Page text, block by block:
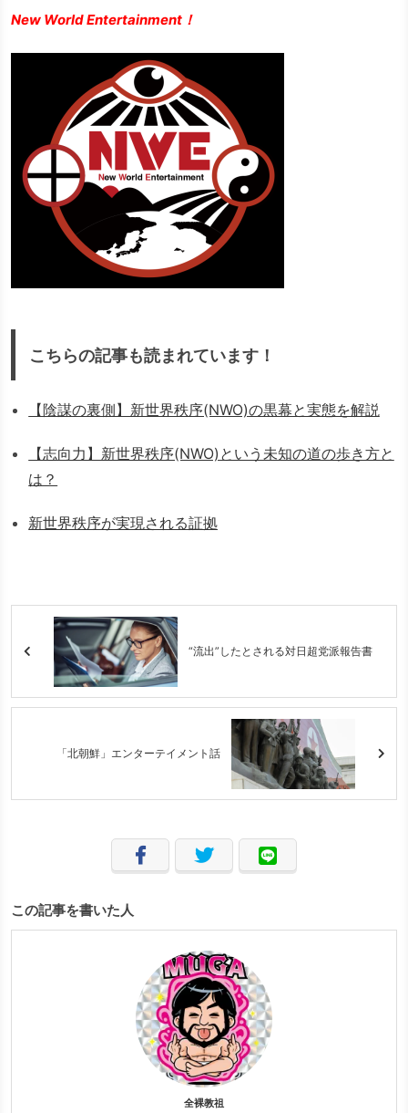
New World Entertainment！
こちらの記事も読まれています！
【陰謀の裏側】新世界秩序(NWO)の黒幕と実態を解説
【志向力】新世界秩序(NWO)という未知の道の歩き方と
は？
新世界秩序が実現される証拠
“流出”したとされる対日超党派報告書
「北朝鮮」エンターテイメント話
この記事を書いた人
全裸教祖